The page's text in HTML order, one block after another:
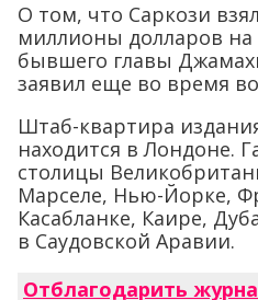
О том, что Саркози
миллионы долларов
бывшего главы
заявил еще во время
Штаб-квартира
находится в Лондоне.
столицы
Марселе, Нью-Йорке,
Касабланке, Каире,
в Саудовской Аравии.
Отблагодарить